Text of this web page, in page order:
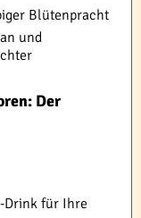
Blütenpracht
und
Der
Drink für Ihre